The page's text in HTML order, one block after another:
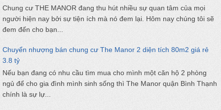
Chung cư THE MANOR đang thu hút nhiều sự quan tâm của mọi
người hiện nay bởi sự tiện ích mà nó đem lại. Hôm nay chúng tôi sẽ
đem đến cho bạn...
Chuyển nhượng bán chung cư The Manor 2 diện tích 80m2 giá rẻ
3.8 tỷ
Nếu bạn đang có nhu cầu tìm mua cho mình một căn hộ 2 phòng
ngủ để cho gia đình mình sinh sống thì The Manor quận Bình Thạnh
chính là sự lự...